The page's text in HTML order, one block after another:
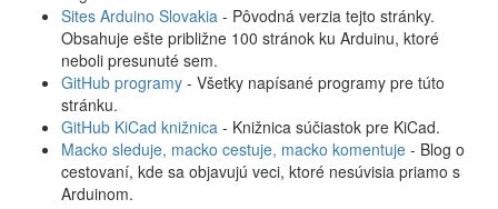
Sites Arduino Slovakia - Pôvodná verzia tejto stránky.
Obsahuje ešte približne 100 stránok ku Arduinu, ktoré
neboli presunuté sem.
GitHub programy - Všetky napísané programy pre túto
stránku.
GitHub KiCad knižnica - Knižnica súčiastok pre KiCad.
Macko sleduje, macko cestuje, macko komentuje - Blog o
cestovaní, kde sa objavujú veci, ktoré nesúvisia priamo s
Arduinom.